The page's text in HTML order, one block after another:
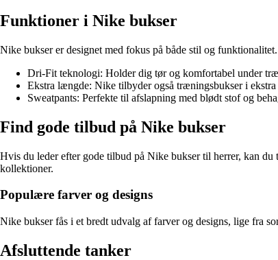
Funktioner i Nike bukser
Nike bukser er designet med fokus på både stil og
Dri-Fit teknologi: Holder dig tør og komfortabel under
Ekstra længde: Nike tilbyder også træningsbukser i
Sweatpants: Perfekte til afslapning med blødt stof og
Find gode tilbud på Nike bukser
Hvis du leder efter gode tilbud på Nike bukser til herrer, kan
kollektioner.
Populære farver og designs
Nike bukser fås i et bredt udvalg af farver og designs, lige fra
Afsluttende tanker